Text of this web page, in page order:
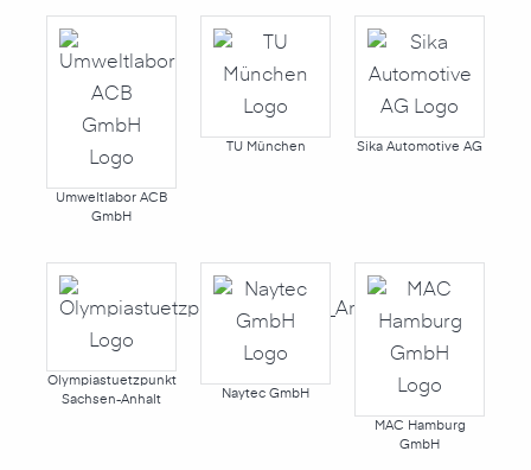
Umweltlabor ACB
GmbH
TU München Sika Automotive AG
Olympiastuetzpunkt
Sachsen-Anhalt
Naytec GmbH
MAC Hamburg
GmbH